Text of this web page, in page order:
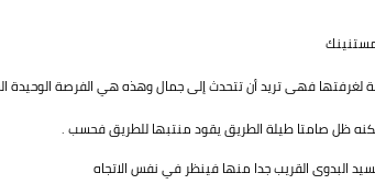
فهى تريد أن تتحدث إلى جمال وهذه هي الفرصة الوحيدة
ظل صامتا طيلة الطريق يقود منتبها للطريق فحسب .
البدوى القريب جدا منها فينظر في نفس الاتجاه